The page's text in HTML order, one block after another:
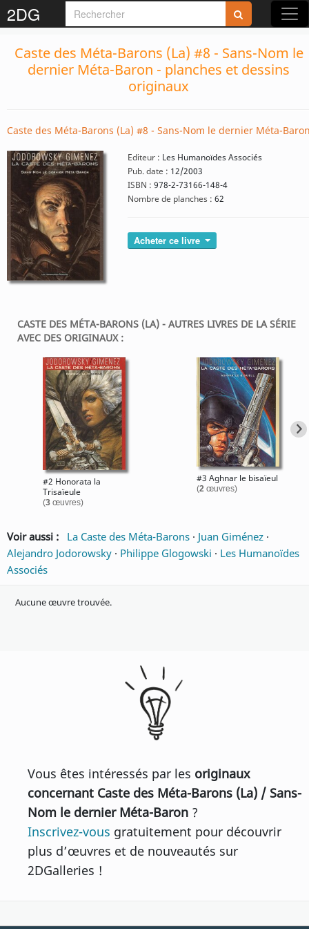
2DG
Caste des Méta-Barons (La) #8 - Sans-Nom le
dernier Méta-Baron - planches et dessins
originaux
Caste des Méta-Barons (La) #8 - Sans-Nom le dernier Méta-
Editeur : Les Humanoïdes Associés
Pub. date : 12/2003
ISBN : 978-2-73166-148-4
Nombre de planches : 62
Acheter ce livre
CASTE DES MÉTA-BARONS (LA) - AUTRES LIVRES DE LA SÉRIE
AVEC DES ORIGINAUX :
#2 Honorata la
Trisaïeule
(3œuvres)
#3 Aghnar le bisaïeul
(2 œuvres)
Voir aussi : La Caste des Méta-Barons · Juan Giménez ·
Alejandro Jodorowsky · Philippe Glogowski · Les Humanoïdes
Associés
Aucune œuvre trouvée.
Vous êtes intéressés par les originaux
concernant Caste des Méta-Barons (La) / Sans-
Nom le dernier Méta-Baron ?
Inscrivez-vous gratuitement pour découvrir
plus d’œuvres et de nouveautés sur
2DGalleries !